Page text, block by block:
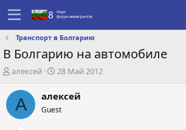
Транспорт в Болгарию
В Болгарию на автомобиле
А
т
р
алексей
Д
т
а
с
28 Май 2012
А алексей
Guest